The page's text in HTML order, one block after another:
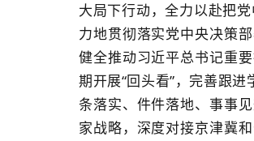
大局下行动，全力以赴把
力地贯彻落实党中央决策
健全推动习近平总书记重
期开展“回头看”，完善跟
条落实、件件落地、事事
家战略，深度对接京津冀